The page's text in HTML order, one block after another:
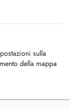
sulla
della mappa